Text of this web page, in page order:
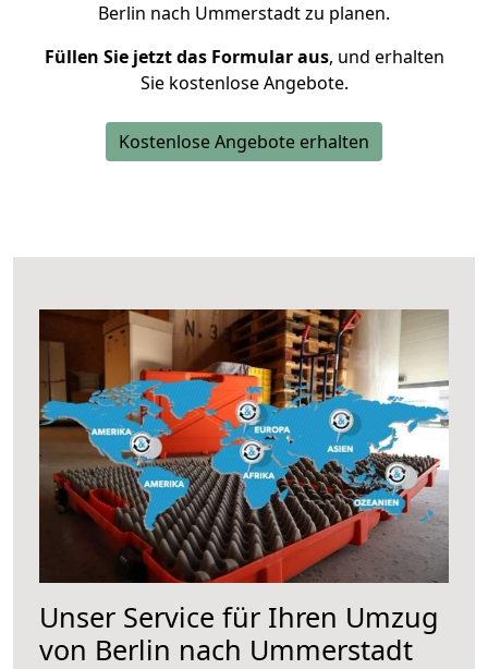
Berlin nach Ummerstadt zu planen.
Füllen Sie jetzt das Formular aus, und erhalten
Sie kostenlose Angebote.
Kostenlose Angebote erhalten
Unser Service für Ihren Umzug
von Berlin nach Ummerstadt